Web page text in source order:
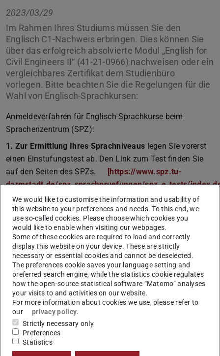
2023/03/29
Im Rahmen Ihres Studiums müssen Sie den
Englisch C1-Nachweis erbringen. Dies können Sie
über das erfolgreich absolvierte Modul „English for
Civil Engineers II“ (41-21-0966) nachweisen oder ein
vergleichbares Zertifikat dem Studienbüro
vorlegen. Bitte beachten Sie die Regelungen für die
Wahl von Englisch-Sprachkursen:
Anmeldeverfahren für Englisch-Sprachkurse beim
Sprachenzentrum (SPZ):
1. Zur Ermittlung Ihres Sprachniveaus legen Sie vorerst
einen Einstufungstest ab. Den Link zum Test finden Sie
auf den Seiten des SPZs.
[https://www.spz.tu-
darmstadt.de/spz_sprachpruefungen/spz_e_tests/
Freischaltung des elektronischen Tests: 01.04.2023, 0:00
Uhr – 12.04.2023, 12 Uhr
2. Nach Erhalt des Testergebnissesmelden Sie sich über
TUCaN zum passenden Sprachmodul und
Lehrveranstaltung an.
English for Civil Engineers I (41-21-0956): 55 – 64 Punkte
English for Civil Engineers II (41-21-0966): ab 65 Punkte
Sollten Sie sich zu einem nicht passenden Kurs
angemeldet haben, werden Sie vom SPZ wieder
abgemeldet!
We would like to customise the information and usability of
this website to your preferences and needs. To this end, we
use so-called cookies. Please choose which cookies you
would like to enable when visiting our webpages.
Some of these cookies are required to load and correctly
display this website on your device. These are strictly
necessary or essential cookies and cannot be deselected.
The preferences cookie saves your language setting and
preferred search engine, while the statistics cookie regulates
how the open-source statistical software “Matomo” analyses
your visits to and activities on our website.
For more information about cookies we use, please refer to
our
privacy policy.
Strictly necessary only
Preferences
Statistics